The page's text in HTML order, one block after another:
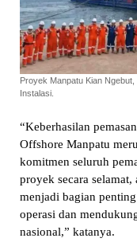
Proyek Manpatu Kian
Instalasi.
“Keberhasilan
Offshore Manpatu
komitmen seluruh
proyek secara selamat,
menjadi bagian
operasi dan
nasional,” katanya.